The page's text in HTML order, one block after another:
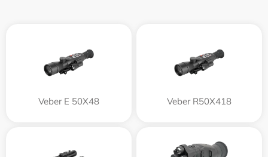
Veber E 50X48 Veber R50X418